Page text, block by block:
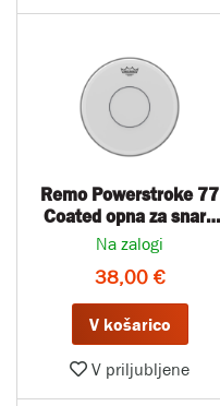
Remo Powerstroke 77
Coated opna za snare
14"
Na zalogi
38,00 €
V košarico
V priljubljene